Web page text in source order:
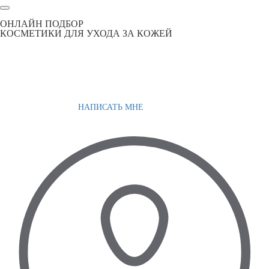
ОНЛАЙН ПОДБОР
КОСМЕТИКИ ДЛЯ УХОДА ЗА КОЖЕЙ
НАПИСАТЬ МНЕ